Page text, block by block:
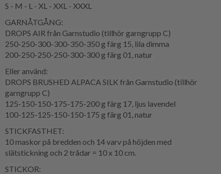
S - M - L - XL - XXL - XXXL
GARNÅTGÅNG:
DROPS AIR från Garnstudio (tillhör garngrupp C)
250-250-300-300-350-350 g färg 15, lila dimma
200-250-250-250-300-300 g färg 01, natur
Eller använd:
DROPS BRUSHED ALPACA SILK från Garnstudio (tillhör
garngrupp C)
125-150-150-175-175-200 g färg 17, ljus lavendel
100-125-125-150-150-175 g färg 01, natur
STICKFASTHET:
10 maskor på bredden och 14 varv på höjden med
slätstickning och 2 trådar = 10 x 10 cm.
STICKOR: